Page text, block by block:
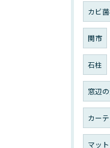
カビ
関市
石柱
窓辺
カー
マッ